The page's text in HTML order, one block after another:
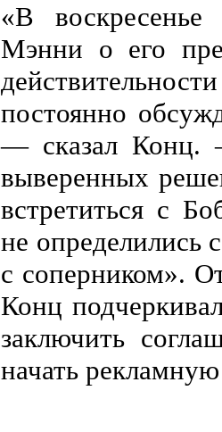
«В воскресенье
Мэнни о его
постоянно
— сказал Конц.
выверенных
встретиться с
не определились
с соперником».
Конц
заключить
начать